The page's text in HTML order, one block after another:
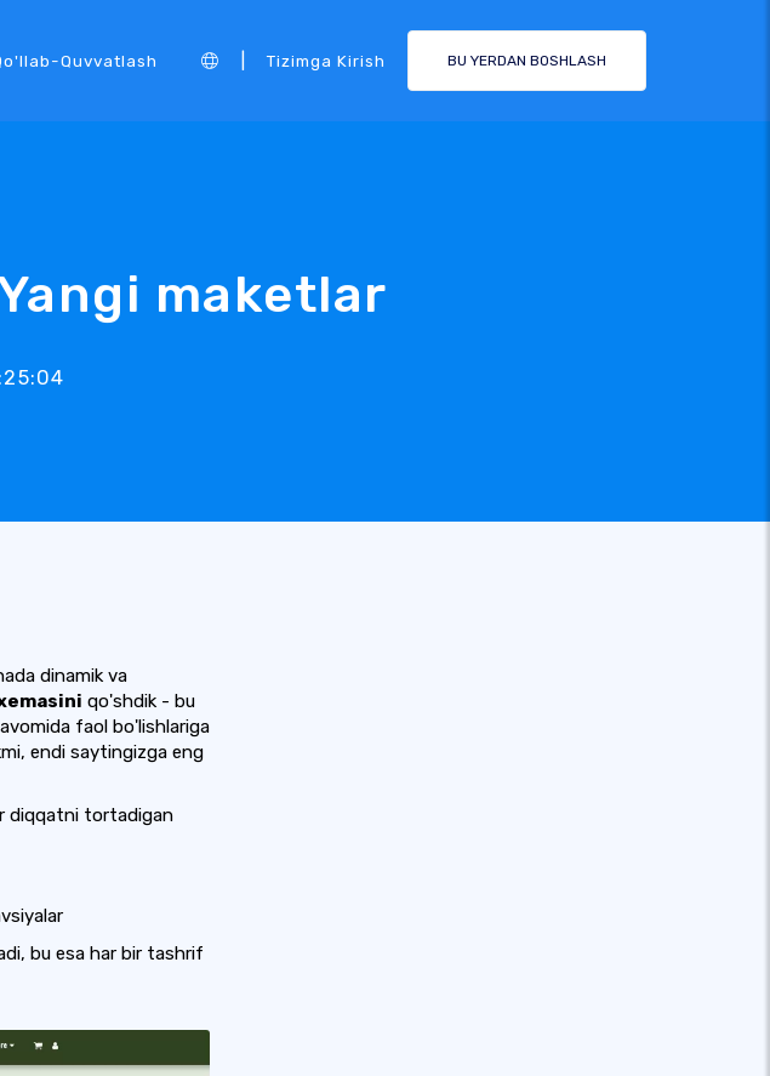
Quvvatlash Tizimga Kirish BU YERDAN BOSHLASH
maketlar
dinamik va
qo'shdik - bu
faol bo'lishlariga
endi saytingizga eng
diqqatni tortadigan
bu esa har bir tashrif